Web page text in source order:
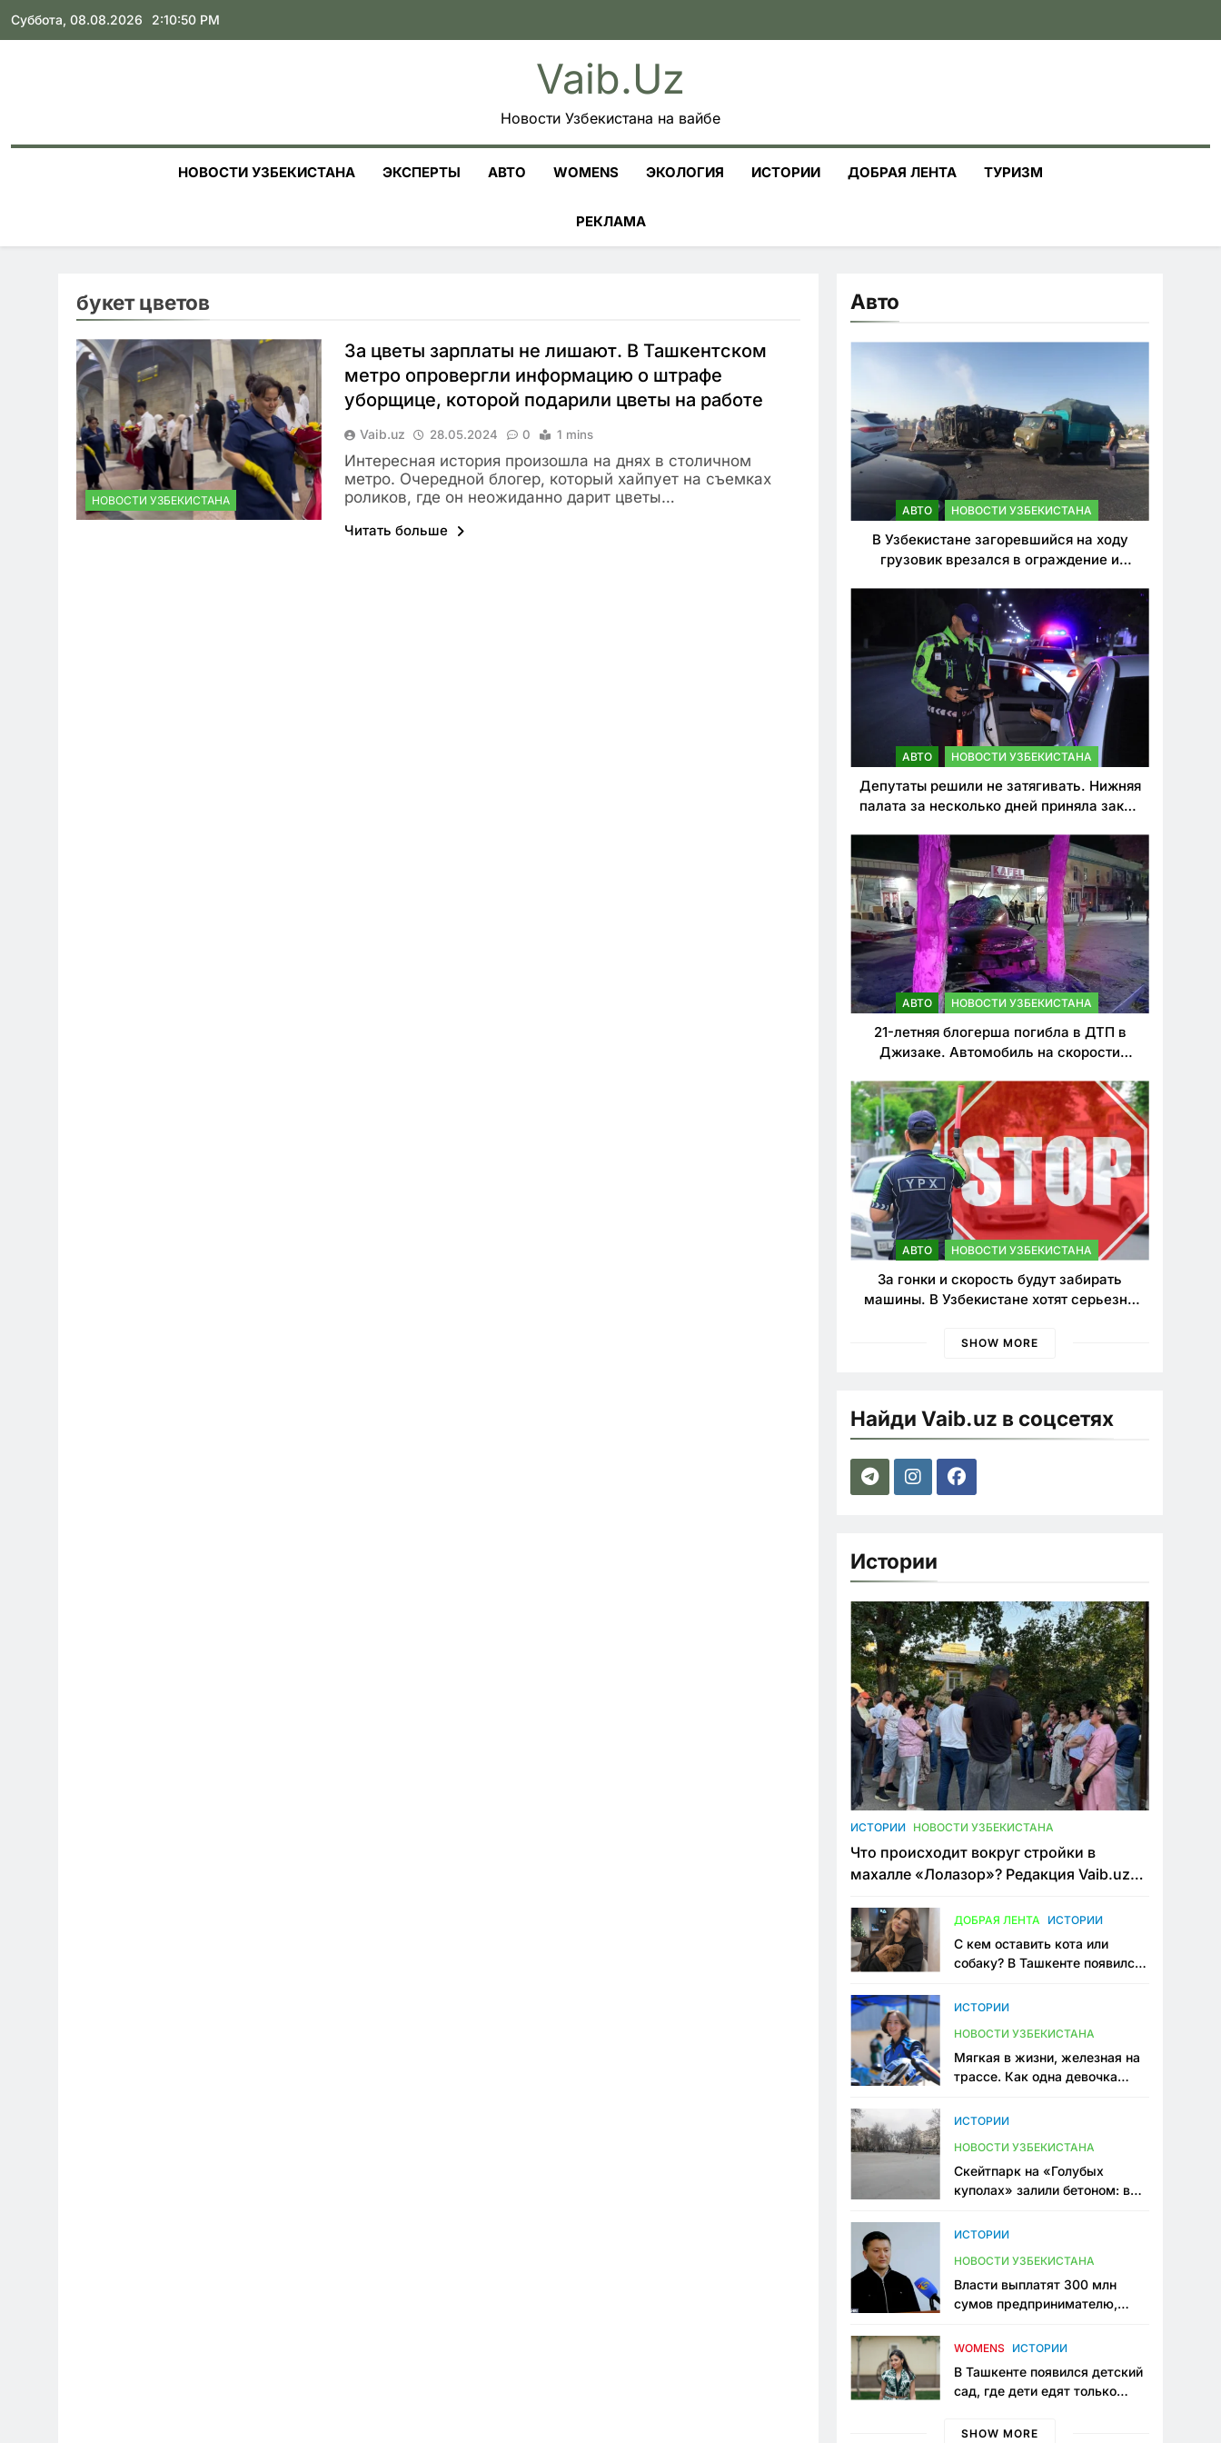
Skip
Суббота, 08.08.2026 2:10:51 PM
Vaib.uz
Новости Узбекистана на вайбе
НОВОСТИ УЗБЕКИСТАНА ЭКСПЕРТЫ АВТО WOMENS ЭКОЛОГИЯ ИСТОРИИ ДОБРАЯ ЛЕНТА ТУРИЗМ
РЕКЛАМА
букет цветов
НОВОСТИ УЗБЕКИСТАНА
За цветы зарплаты не лишают. В Ташкентском
метро опровергли информацию о штрафе
уборщице, которой подарили цветы на работе
Vaib.uz 28.05.2024 0 1 mins
Интересная история произошла на днях в столичном
метро. Очередной блогер, который хайпует на съемках
роликов, где он неожиданно дарит цветы…
Читать больше
Авто
АВТО НОВОСТИ УЗБЕКИСТАНА
В Узбекистане загоревшийся на ходу
грузовик врезался в ограждение и
АВТО НОВОСТИ УЗБЕКИСТАНА
Депутаты решили не затягивать. Нижняя
палата за несколько дней приняла закон
нарушителей ПДД
АВТО НОВОСТИ УЗБЕКИСТАНА
21-летняя блогерша погибла в ДТП в
Джизаке. Автомобиль на скорости
АВТО НОВОСТИ УЗБЕКИСТАНА
За гонки и скорость будут забирать
машины. В Узбекистане хотят серьезно
SHOW MORE
Найди Vaib.uz в соцсетях
Истории
ИСТОРИИ НОВОСТИ УЗБЕКИСТАНА
Что происходит вокруг стройки в
махалле «Лолазор»? Редакция Vaib.uz
конфликта
ДОБРАЯ ЛЕНТА ИСТОРИИ
С кем оставить кота или
собаку? В Ташкенте появился
ИСТОРИИ
НОВОСТИ УЗБЕКИСТАНА
Мягкая в жизни, железная на
трассе. Как одна девочка
Узбекистане
ИСТОРИИ
НОВОСТИ УЗБЕКИСТАНА
Скейтпарк на «Голубых
куполах» залили бетоном: в
одно общественное
ИСТОРИИ
НОВОСТИ УЗБЕКИСТАНА
Власти выплатят 300 млн
сумов предпринимателю,
тюрьме по незаконному
WOMENS ИСТОРИИ
В Ташкенте появился детский
сад, где дети едят только
мама, которая устала просить
SHOW MORE